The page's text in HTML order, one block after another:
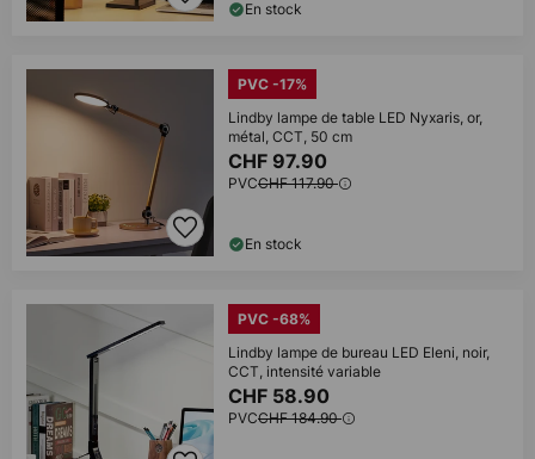
En stock
PVC -17%
Lindby lampe de table LED Nyxaris, or,
métal, CCT, 50 cm
CHF 97.90
PVCCHF 117.90
En stock
PVC -68%
Lindby lampe de bureau LED Eleni, noir,
CCT, intensité variable
CHF 58.90
PVCCHF 184.90